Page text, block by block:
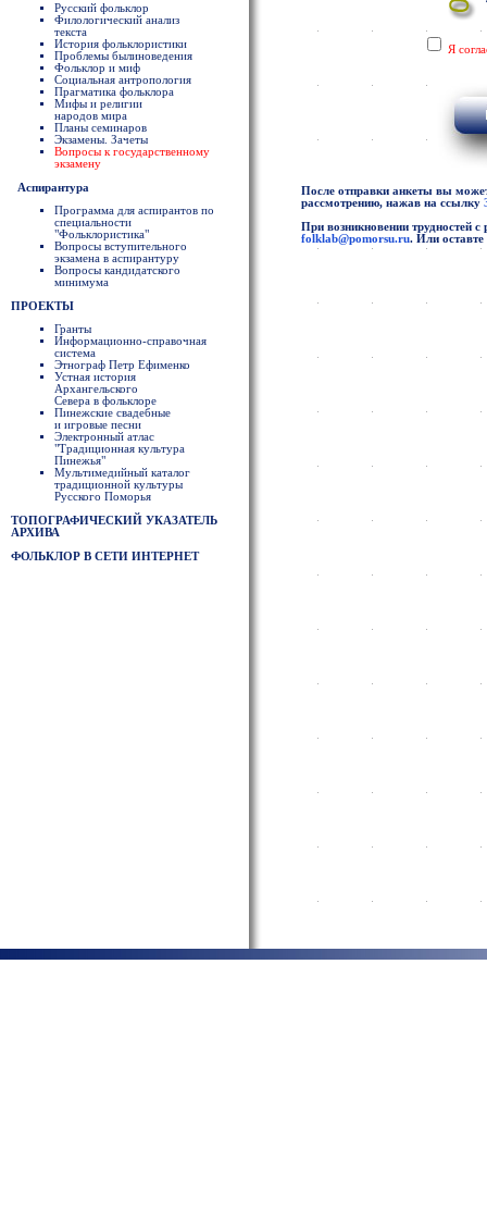
Русский фольклор
Филологический анализ
текста
История фольклористики
Проблемы былиноведения
Фольклор и миф
Социальная антропология
Прагматика фольклора
Мифы и религии
народов мира
Планы семинаров
Экзамены. Зачеты
Вопросы к государственному
экзамену
Аспирантура
Программа для аспирантов по
специальности
"Фольклористика"
Вопросы вступительного
экзамена в аспирантуру
Вопросы кандидатского
минимума
ПРОЕКТЫ
Гранты
Информационно-справочная
система
Этнограф Петр Ефименко
Устная история
Архангельского
Севера в фольклоре
Пинежские свадебные
и игровые песни
Электронный атлас
"Традиционная культура
Пинежья"
Мультимедийный каталог
традиционной культуры
Русского Поморья
ТОПОГРАФИЧЕСКИЙ УКАЗАТЕЛЬ
АРХИВА
ФОЛЬКЛОР В СЕТИ ИНТЕРНЕТ
Я
После отправки анкеты вы
рассмотрению, нажав на ссылку
При возникновении трудностей с
folklab@pomorsu.ru. Или